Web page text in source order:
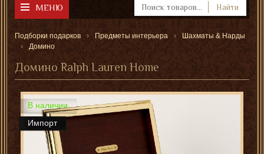
МЕНЮ Найти
Подборки подарков Предметы интерьера
Шахматы & Нарды
Домино
Домино Ralph Lauren Home
В наличии
Импорт